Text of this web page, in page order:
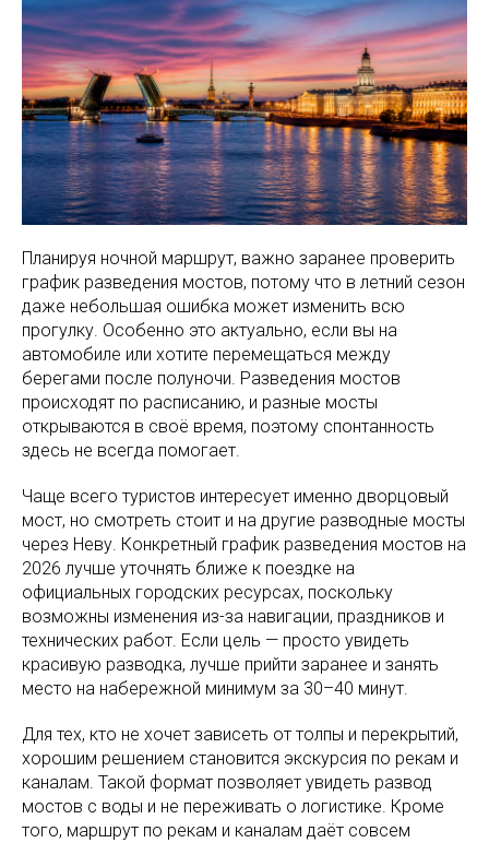
Планируя ночной маршрут, важно заранее проверить
график разведения мостов, потому что в летний сезон
даже небольшая ошибка может изменить всю
прогулку. Особенно это актуально, если вы на
автомобиле или хотите перемещаться между
берегами после полуночи. Разведения мостов
происходят по расписанию, и разные мосты
открываются в своё время, поэтому спонтанность
здесь не всегда помогает.
Чаще всего туристов интересует именно дворцовый
мост, но смотреть стоит и на другие разводные мосты
через Неву. Конкретный график разведения мостов на
2026 лучше уточнять ближе к поездке на
официальных городских ресурсах, поскольку
возможны изменения из-за навигации, праздников и
технических работ. Если цель — просто увидеть
красивую разводка, лучше прийти заранее и занять
место на набережной минимум за 30–40 минут.
Для тех, кто не хочет зависеть от толпы и перекрытий,
хорошим решением становится экскурсия по рекам и
каналам. Такой формат позволяет увидеть развод
мостов с воды и не переживать о логистике. Кроме
того, маршрут по рекам и каналам даёт совсем